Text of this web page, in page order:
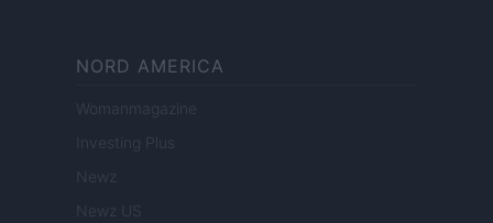
NORD AMERICA
Womanmagazine
Investing Plus
Newz
Newz US